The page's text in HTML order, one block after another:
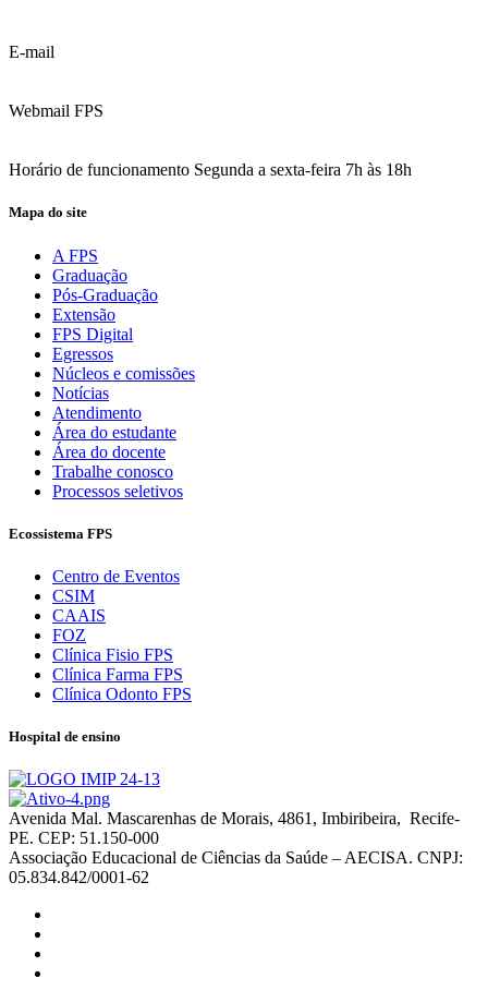
E-mail
Webmail FPS
Horário de funcionamento Segunda a sexta-feira 7h às 18h
Mapa do site
A FPS
Graduação
Pós-Graduação
Extensão
FPS Digital
Egressos
Núcleos e comissões
Notícias
Atendimento
Área do estudante
Área do docente
Trabalhe conosco
Processos seletivos
Ecossistema FPS
Centro de Eventos
CSIM
CAAIS
FOZ
Clínica Fisio FPS
Clínica Farma FPS
Clínica Odonto FPS
Hospital de ensino
Avenida Mal. Mascarenhas de Morais, 4861, Imbiribeira, Recife-
PE. CEP: 51.150-000
Associação Educacional de Ciências da Saúde – AECISA. CNPJ:
05.834.842/0001-62